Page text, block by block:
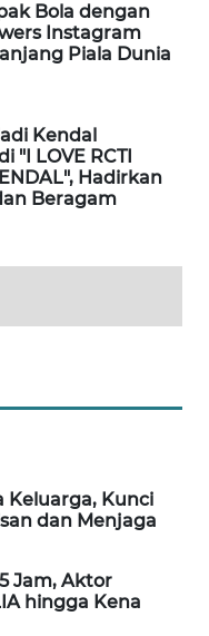
Bola dengan
Instagram
Piala Dunia
Kendal
"I LOVE RCTI
Hadirkan
Beragam
Keluarga, Kunci
dan Menjaga
Jam, Aktor
hingga Kena